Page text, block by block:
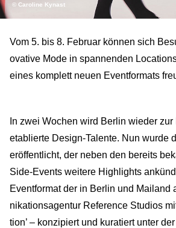
© Caroline Kynast
Vom 5. bis 8. Februar können sich
ovative Mode in spannenden
eines komplett neuen Eventformats
In zwei Wochen wird Berlin wieder
etablierte Design-Talente. Nun wurde
eröffentlicht, der neben den bereits
Side-Events weitere Highlights
Eventformat der in Berlin und Mailand
nikationsagentur Reference Studios
tion’ – konzipiert und kuratiert unter